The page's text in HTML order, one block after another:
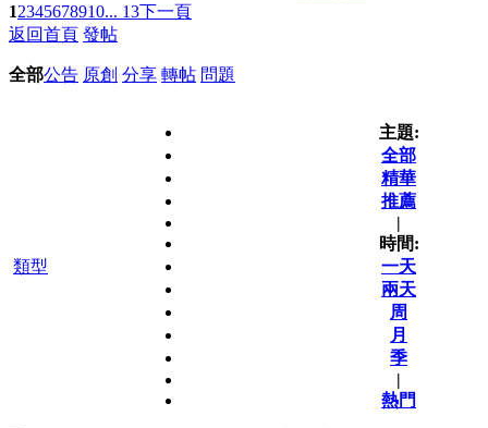
12345678910... 13下一頁
返回首頁 發帖
全部公告 原創 分享 轉帖 問題
類型
主題:
全部
精華
推薦
|
時間:
一天
兩天
周
月
季
|
熱門